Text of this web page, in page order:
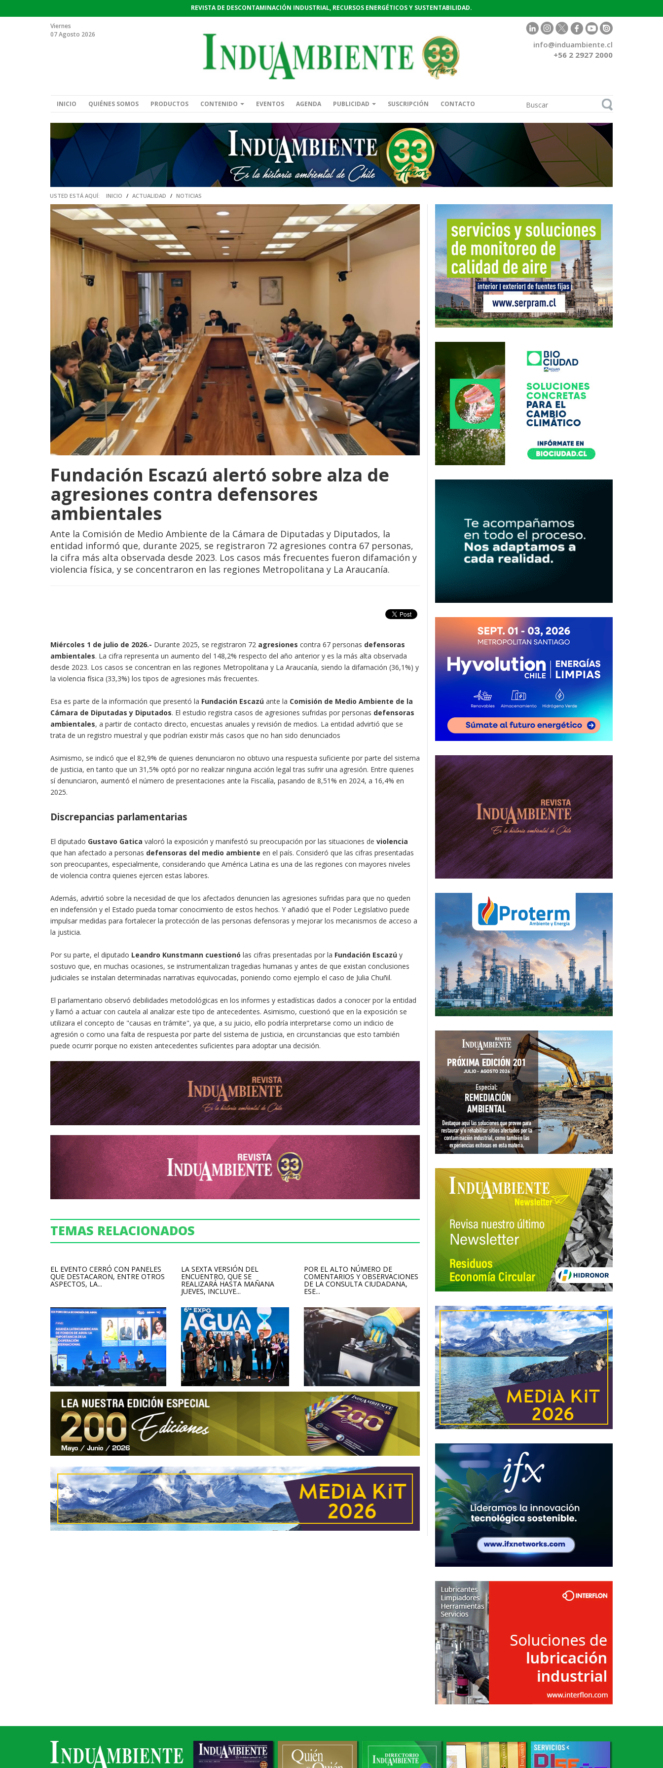
REVISTA DE DESCONTAMINACIÓN INDUSTRIAL, RECURSOS ENERGÉTICOS Y SUSTENTABILIDAD.
Viernes
07 Agosto 2026
info@induambiente.cl
+56 2 2927 2000
INICIO QUIÉNES SOMOS PRODUCTOS CONTENIDO EVENTOS AGENDA PUBLICIDAD SUSCRIPCIÓN CONTACTO
USTED ESTÁ AQUÍ: INICIO / ACTUALIDAD / NOTICIAS
Fundación Escazú alertó sobre alza de
agresiones contra defensores
ambientales
Ante la Comisión de Medio Ambiente de la Cámara de Diputadas y Diputados, la
entidad informó que, durante 2025, se registraron 72 agresiones contra 67 personas,
la cifra más alta observada desde 2023. Los casos más frecuentes fueron difamación y
violencia física, y se concentraron en las regiones Metropolitana y La Araucanía.
Miércoles 1 de julio de 2026.- Durante 2025, se registraron 72 agresiones contra 67 personas defensoras
ambientales. La cifra representa un aumento del 148,2% respecto del año anterior y es la más alta observada
desde 2023. Los casos se concentran en las regiones Metropolitana y La Araucanía, siendo la difamación (36,1%) y
la violencia física (33,3%) los tipos de agresiones más frecuentes.
Esa es parte de la información que presentó la Fundación Escazú ante la Comisión de Medio Ambiente de la
Cámara de Diputadas y Diputados. El estudio registra casos de agresiones sufridas por personas defensoras
ambientales, a partir de contacto directo, encuestas anuales y revisión de medios. La entidad advirtió que se
trata de un registro muestral y que podrían existir más casos que no han sido denunciados
Asimismo, se indicó que el 82,9% de quienes denunciaron no obtuvo una respuesta suficiente por parte del sistema
de justicia, en tanto que un 31,5% optó por no realizar ninguna acción legal tras sufrir una agresión. Entre quienes
sí denunciaron, aumentó el número de presentaciones ante la Fiscalía, pasando de 8,51% en 2024, a 16,4% en
2025.
Discrepancias parlamentarias
El diputado Gustavo Gatica valoró la exposición y manifestó su preocupación por las situaciones de violencia
que han afectado a personas defensoras del medio ambiente en el país. Consideró que las cifras presentadas
son preocupantes, especialmente, considerando que América Latina es una de las regiones con mayores niveles
de violencia contra quienes ejercen estas labores.
Además, advirtió sobre la necesidad de que los afectados denuncien las agresiones sufridas para que no queden
en indefensión y el Estado pueda tomar conocimiento de estos hechos. Y añadió que el Poder Legislativo puede
impulsar medidas para fortalecer la protección de las personas defensoras y mejorar los mecanismos de acceso a
la justicia.
Por su parte, el diputado Leandro Kunstmann cuestionó las cifras presentadas por la Fundación Escazú y
sostuvo que, en muchas ocasiones, se instrumentalizan tragedias humanas y antes de que existan conclusiones
judiciales se instalan determinadas narrativas equivocadas, poniendo como ejemplo el caso de Julia Chuñil.
El parlamentario observó debilidades metodológicas en los informes y estadísticas dados a conocer por la entidad
y llamó a actuar con cautela al analizar este tipo de antecedentes. Asimismo, cuestionó que en la exposición se
utilizara el concepto de "causas en trámite", ya que, a su juicio, ello podría interpretarse como un indicio de
agresión o como una falta de respuesta por parte del sistema de justicia, en circunstancias que esto también
puede ocurrir porque no existen antecedentes suficientes para adoptar una decisión.
TEMAS RELACIONADOS
EL EVENTO CERRÓ CON PANELES
QUE DESTACARON, ENTRE OTROS
ASPECTOS, LA...
LA SEXTA VERSIÓN DEL
ENCUENTRO, QUE SE
REALIZARÁ HASTA MAÑANA
JUEVES, INCLUYE...
POR EL ALTO NÚMERO DE
COMENTARIOS Y OBSERVACIONES
DE LA CONSULTA CIUDADANA,
ESE...